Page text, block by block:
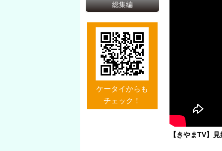
総集編
ケータイからも
チェック！
【きやまTV】